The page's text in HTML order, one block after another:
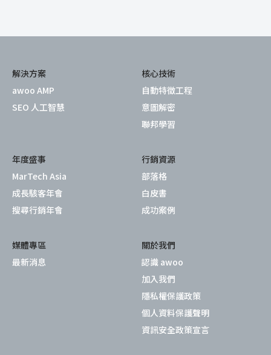
解決方案
awoo AMP
SEO 人工智慧
核心技術
自動特徵工程
意圖解密
聯邦學習
年度盛事
MarTech Asia
成長駭客年會
搜尋行銷年會
行銷資源
部落格
白皮書
成功案例
媒體專區
最新消息
關於我們
認識 awoo
加入我們
隱私權保護政策
個人資料保護聲明
資訊安全政策宣言